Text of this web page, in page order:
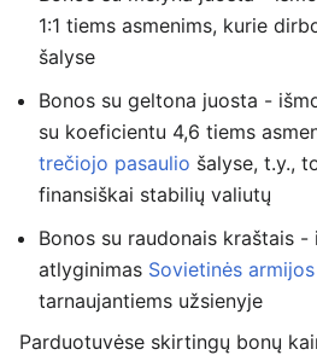
1:1 tiems asmenims, kurie
šalyse
Bonos su geltona juosta -
su koeficientu 4,6 tiems
trečiojo pasaulio šalyse, t.y.,
finansiškai stabilių valiutų
Bonos su raudonais kraštais -
atlyginimas Sovietinės armijos
tarnaujantiems užsienyje
Parduotuvėse skirtingų bonų